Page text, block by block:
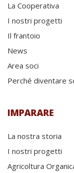
La Cooperativa
I nostri progetti
Il frantoio
News
Area soci
Perché diventare
IMPARARE
La nostra storia
I nostri progetti
Agricoltura